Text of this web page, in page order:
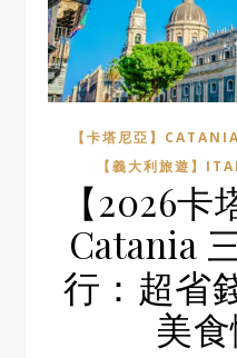
【卡塔尼亞】CATANIA
【義大利旅遊】
【2026卡
Catania
行：超省
美